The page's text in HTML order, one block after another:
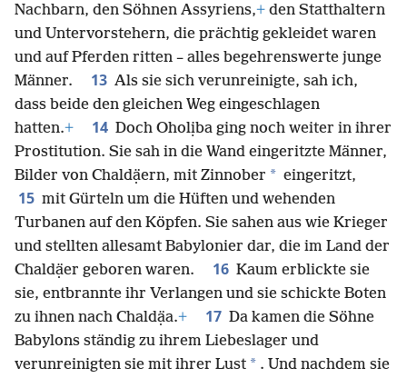
12 Sie hatte starkes Verlangen nach ihren
Nachbarn, den Söhnen Assyriens,+den Statthaltern
und Untervorstehern, die prächtig gekleidet waren
und auf Pferden ritten – alles begehrenswerte junge
Männer. 13 Als sie sich verunreinigte, sah ich,
dass beide den gleichen Weg eingeschlagen
hatten.+ 14 Doch Oholịba ging noch weiter in ihrer
Prostitution. Sie sah in die Wand eingeritzte Männer,
Bilder von Chaldạ̈ern, mit Zinnober * eingeritzt,
15 mit Gürteln um die Hüften und wehenden
Turbanen auf den Köpfen. Sie sahen aus wie Krieger
und stellten allesamt Babylonier dar, die im Land der
Chaldạ̈er geboren waren. 16 Kaum erblickte sie
sie, entbrannte ihr Verlangen und sie schickte Boten
zu ihnen nach Chaldạ̈a.+ 17 Da kamen die Söhne
Babylons ständig zu ihrem Liebeslager und